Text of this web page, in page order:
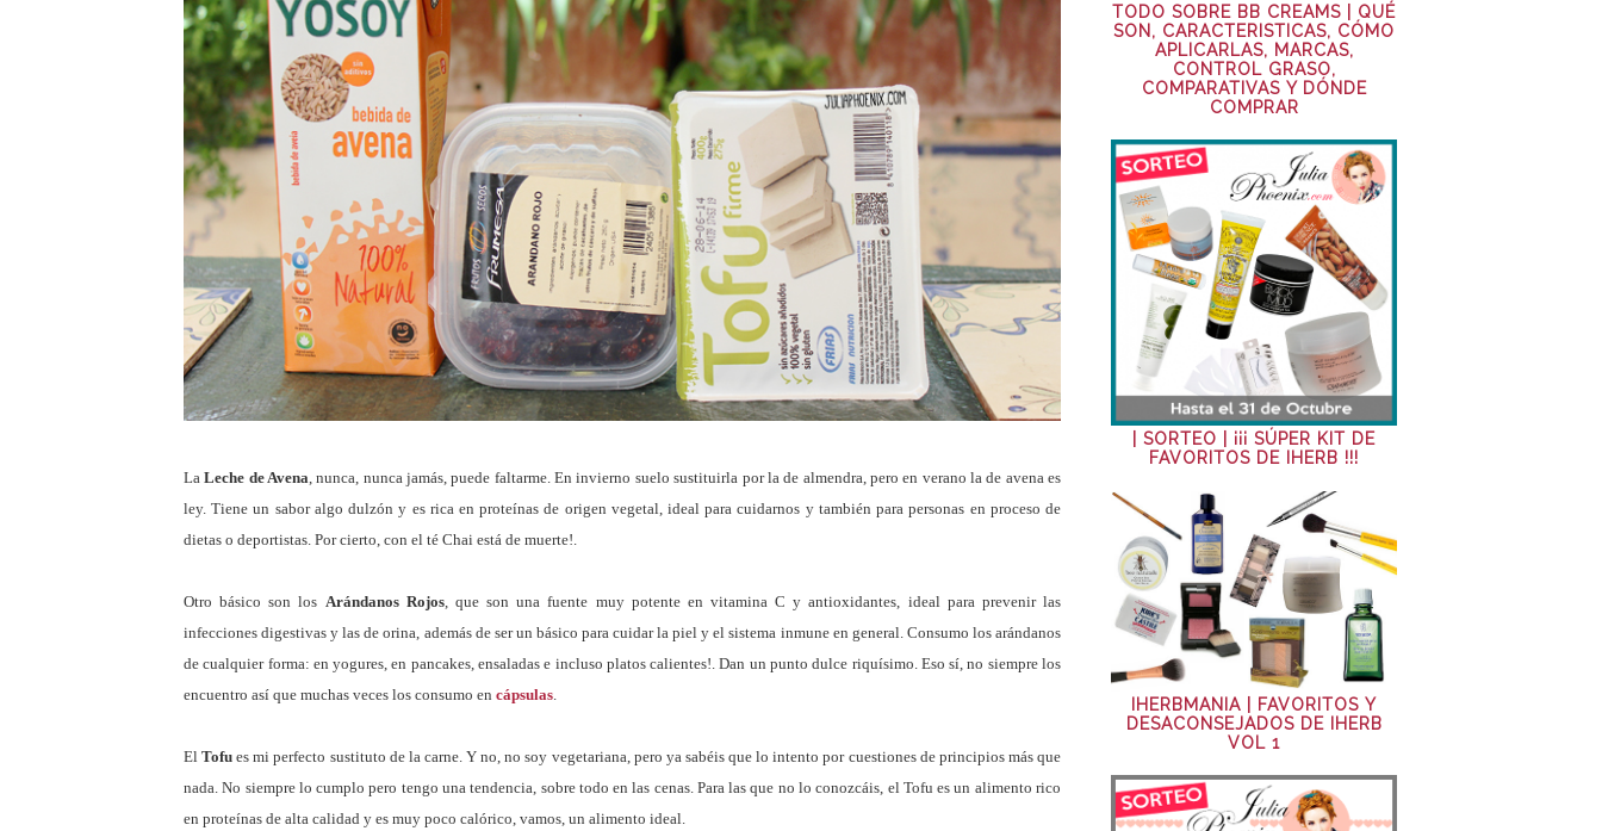
LaLeche de Avena, nunca, nunca jamás, puede faltarme. En invierno suelo sustituirla por la de almendra, pero en verano la de avena es
ley. Tiene un sabor algo dulzón y es rica en proteínas de origen vegetal, ideal para cuidarnos y también para personas en proceso de
dietas o deportistas. Por cierto, con el té Chai está de muerte!.
Otro básico son los Arándanos Rojos, que son una fuente muy potente en vitamina C y antioxidantes, ideal para prevenir las
infecciones digestivas y las de orina, además de ser un básico para cuidar la piel y el sistema inmune en general. Consumo los arándanos
de cualquier forma: en yogures, en pancakes, ensaladas e incluso platos calientes!. Dan un punto dulce riquísimo. Eso sí, no siempre los
encuentro así que muchas veces los consumo en cápsulas.
ElTofu es mi perfecto sustituto de la carne. Y no, no soy vegetariana, pero ya sabéis que lo intento por cuestiones de principios más que
nada. No siempre lo cumplo pero tengo una tendencia, sobre todo en las cenas. Para las que no lo conozcáis, el Tofu es un alimento rico
en proteínas de alta calidad y es muy poco calórico, vamos, un alimento ideal.
TODO SOBRE BB CREAMS | QUÉ
SON, CARACTERISTICAS, CÓMO
APLICARLAS, MARCAS,
CONTROL GRASO,
COMPARATIVAS Y DÓNDE
COMPRAR
| SORTEO | ¡¡¡ SÚPER KIT DE
FAVORITOS DE IHERB !!!
IHERBMANIA | FAVORITOS Y
DESACONSEJADOS DE IHERB
VOL 1